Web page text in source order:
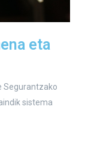
eta
Segurantzako
sistema